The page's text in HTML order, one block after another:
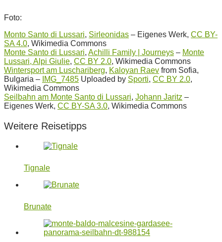
Foto:
Monto Santo di Lussari, Sirleonidas – Eigenes Werk, CC BY-
SA 4.0, Wikimedia Commons
Monte Santo di Lussari, Achilli Family | Journeys – Monte
Lussari, Alpi Giulie, CC BY 2.0, Wikimedia Commons
Wintersport am Luschariberg, Kaloyan Raev from Sofia,
Bulgaria – IMG_7485 Uploaded by Sporti, CC BY 2.0,
Wikimedia Commons
Seilbahn am Monte Santo di Lussari, Johann Jaritz –
Eigenes Werk, CC BY-SA 3.0, Wikimedia Commons
Weitere Reisetipps
Tignale
Brunate